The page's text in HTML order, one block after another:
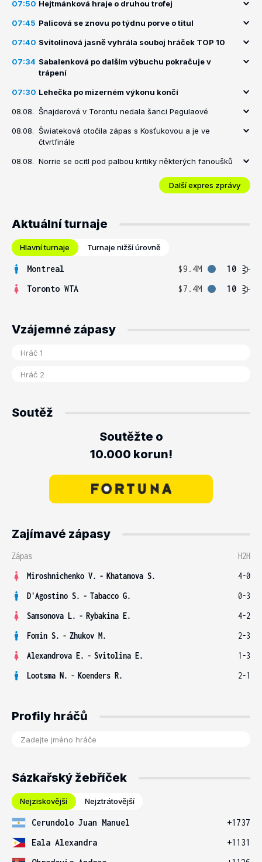
07:50 Hejtmánková hraje o druhou trofej
07:45 Palicová se znovu po týdnu porve o titul
07:40 Svitolinová jasně vyhrála souboj hráček TOP 10
07:34 Sabalenková po dalším výbuchu pokračuje v
trápení
07:30 Lehečka po mizerném výkonu končí
08.08. Šnajderová v Torontu nedala šanci Pegulaové
08.08. Šwiateková otočila zápas s Kosťukovou a je ve
čtvrtfinále
08.08. Norrie se ocitl pod palbou kritiky některých fanoušků
Další expres zprávy
Aktuální turnaje
Hlavní turnaje Turnaje nižší úrovně
Montreal $9.4M
10
Toronto WTA
$7.4M 10
Vzájemné zápasy
Soutěž
Soutěžte o
10.000 korun!
Zajímavé zápasy
Zápas
H2H
Miroshnichenko V. - Khatamova S.
4-0
D'Agostino S. - Tabacco G.
0-3
Samsonova L. - Rybakina E.
4-2
Fomin S. - Zhukov M.
2-3
Alexandrova E. - Svitolina E.
1-3
Lootsma N. - Koenders R. 2-1
Profily hráčů
Sázkařský žebříček
Nejziskovější Nejztrátovější
Cerundolo Juan Manuel
+1737
Eala Alexandra
+1131